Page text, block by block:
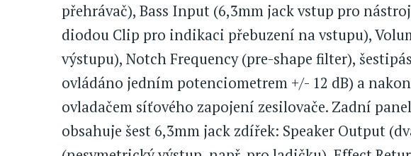
přehrávač), Bass Input (6,3mm jack vstup pro
diodou Clip pro indikaci přebuzení na vstupu),
výstupu), Notch Frequency (pre-shape filter),
ovládáno jedním potenciometrem +/- 12 dB) a
ovladačem síťového zapojení zesilovače. Zadní
obsahuje šest 6,3mm jack zdířek: Speaker Output